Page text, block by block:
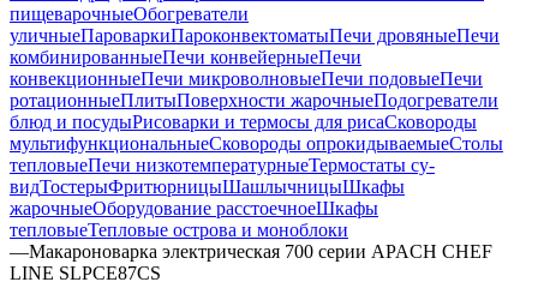
пищеварочныеОбогреватели
уличныеПароваркиПароконвектоматыПечи дровяныеПечи
комбинированныеПечи конвейерныеПечи
конвекционныеПечи микроволновыеПечи подовыеПечи
ротационныеПлитыПоверхности жарочныеПодогреватели
блюд и посудыРисоварки и термосы для рисаСковороды
мультифункциональныеСковороды опрокидываемыеСтолы
тепловыеПечи низкотемпературныеТермостаты су-
видТостерыФритюрницыШашлычницыШкафы
жарочныеОборудование расстоечноеШкафы
тепловыеТепловые острова и моноблоки
—Макароноварка электрическая 700 серии APACH CHEF
LINE SLPCE87CS